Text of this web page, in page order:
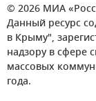
© 2026 МИА
Данный ресурс
в Крыму",
надзору в сфере
массовых
года.